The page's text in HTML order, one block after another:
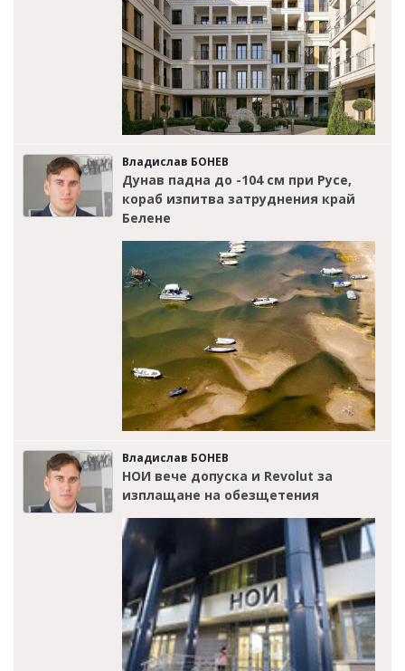
Владислав БОНЕВ
Дунав падна до -104 см при Русе,
кораб изпитва затруднения край
Белене
Владислав БОНЕВ
НОИ вече допуска и Revolut за
изплащане на обезщетения